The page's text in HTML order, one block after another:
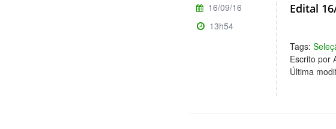
Edital
Tags:
Escrito por
Última
16/09/16
13h54